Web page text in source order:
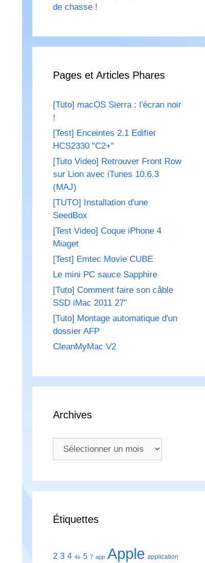
de chasse !
Pages et Articles Phares
[Tuto] macOS Sierra : l'écran noir
!
[Test] Enceintes 2.1 Edifier
HCS2330 "C2+"
[Tuto Video] Retrouver Front Row
sur Lion avec iTunes 10.6.3
(MAJ)
[TUTO] Installation d'une
SeedBox
[Test Video] Coque iPhone 4
Miaget
[Test] Emtec Movie CUBE
Le mini PC sauce Sapphire
[Tuto] Comment faire son câble
SSD iMac 2011 27"
[Tuto] Montage automatique d'un
dossier AFP
CleanMyMac V2
Archives
Archives
Étiquettes
2 3 4 4s 5 7 app Apple application